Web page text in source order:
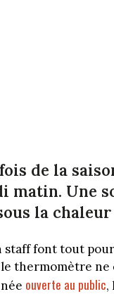
de la
matin. Une
la
staff font tout
thermomètre
ouverte au public,